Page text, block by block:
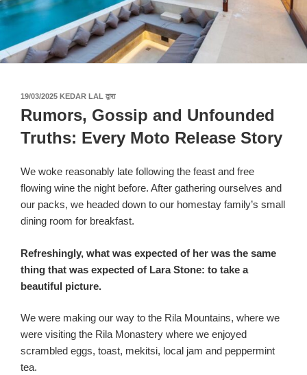
19/03/2025 पर
किया
KEDAR LAL द्वारा
Rumors, Gossip and Unfounded
Truths: Every Moto Release Story
We woke reasonably late following the feast and free
flowing wine the night before. After gathering ourselves and
our packs, we headed down to our homestay family’s small
dining room for breakfast.
Refreshingly, what was expected of her was the same
thing that was expected of Lara Stone: to take a
beautiful picture.
We were making our way to the Rila Mountains, where we
were visiting the Rila Monastery where we enjoyed
scrambled eggs, toast, mekitsi, local jam and peppermint
tea.